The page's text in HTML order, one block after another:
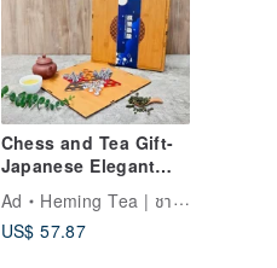
Chess and Tea Gift-
Japanese Elegant
Bamboo Suitcase
Gift Box (75g x
4/box) Customized
Ad
Heming Tea | ชาไต้หวันเกรดพรีเมียม
US$ 57.87